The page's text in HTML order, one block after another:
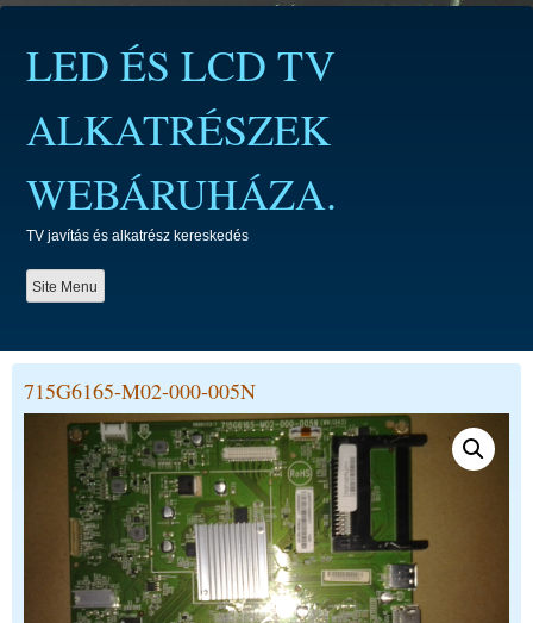
contentLED ÉS LCD TV
ALKATRÉSZEK
WEBÁRUHÁZA.
TV javítás és alkatrész kereskedés
Site Menu
715G6165-M02-000-005N